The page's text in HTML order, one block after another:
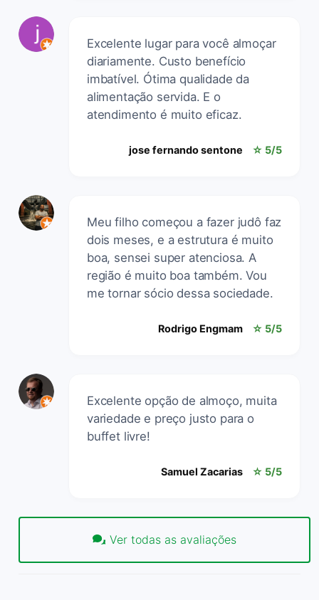
Excelente lugar para você almoçar
diariamente. Custo benefício
imbatível. Ótima qualidade da
alimentação servida. E o
atendimento é muito eficaz.
jose fernando sentone ☆ 5/5
Meu filho começou a fazer judô faz
dois meses, e a estrutura é muito
boa, sensei super atenciosa. A
região é muito boa também. Vou
me tornar sócio dessa sociedade.
Rodrigo Engmam ☆ 5/5
Excelente opção de almoço, muita
variedade e preço justo para o
buffet livre!
Samuel Zacarias ☆ 5/5
Ver todas as avaliações